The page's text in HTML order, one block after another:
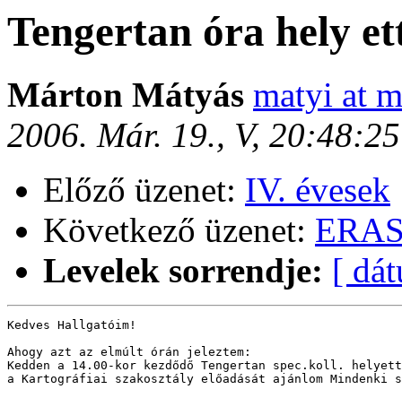
Tengertan óra hely
Márton Mátyás matyi at
2006. Már. 19., V,
Előző üzenet: IV. évesek
Következő üzenet:
Levelek sorrendje: [
Kedves Hallgatóim!
Ahogy azt az elmúlt órán jeleztem:
Kedden a 14.00-kor kezdődő Tengertan spec.koll.
a Kartográfiai szakosztály előadását ajánlom Mindenki